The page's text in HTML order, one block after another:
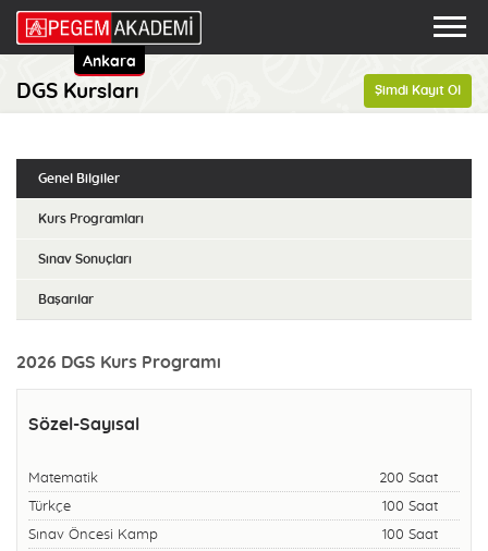
Ankara
DGS Kursları Şimdi Kayıt Ol
Genel Bilgiler
Kurs Programları
Sınav Sonuçları
Başarılar
2026 DGS Kurs Programı
Sözel-Sayısal
Matematik
200 Saat
Türkçe
100 Saat
Sınav Öncesi Kamp
100 Saat